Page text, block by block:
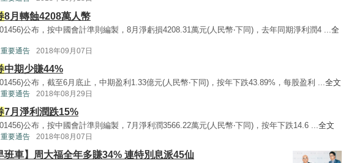
8月轉蝕4208萬人幣
公布，按中國會計準則編製，8月淨虧損4208.31萬元(人民幣‧下同)，去年同期淨利潤4 ...全
重要通告 2018年09月07日
中期少賺44%
公布，截至6月底止，中期盈利1.33億元(人民幣‧下同)，按年下跌43.89%，每股盈利 ...全文
重要通告 2018年08月29日
7月淨利潤跌15%
公布，按中國會計準則編製，7月淨利潤3566.22萬元(人民幣‧下同)，按年下跌14.6 ...全文
重要通告 2018年08月07日
班車】周大福全年多賺34% 連特別息派45仙